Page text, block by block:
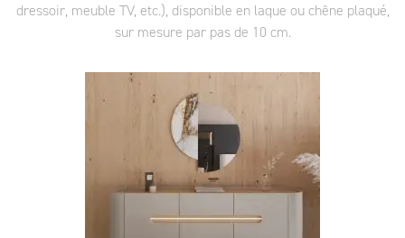
dressoir, meuble TV, etc.), disponible en laque ou chêne plaqué,
sur mesure par pas de 10 cm.